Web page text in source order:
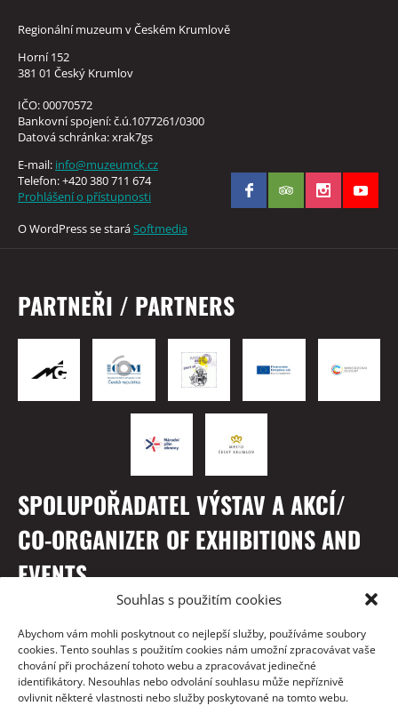
Souhlas s použitím cookies
Abychom vám mohli poskytnout co nejlepší služby, používáme soubory
cookies. Tento souhlas s použitím cookies nám umožní zpracovávat vaše
chování při procházení tohoto webu a zpracovávat jedinečné
identifikátory. Nesouhlas nebo odvolání souhlasu může nepříznivě
ovlivnit některé vlastnosti nebo služby poskytované na tomto webu.
Regionální muzeum v Českém Krumlově
Horní 152
381 01 Český Krumlov
IČO: 00070572
Bankovní spojení: č.ú.1077261/0300
Datová schránka: xrak7gs
E-mail: info@muzeumck.cz
Telefon: +420 380 711 674
Prohlášení o přístupnosti
O WordPress se staráSoftmedia
PARTNEŘI / PARTNERS
SPOLUPOŘADATEL VÝSTAV A AKCÍ/
CO-ORGANIZER OF EXHIBITIONS AND
EVENTS